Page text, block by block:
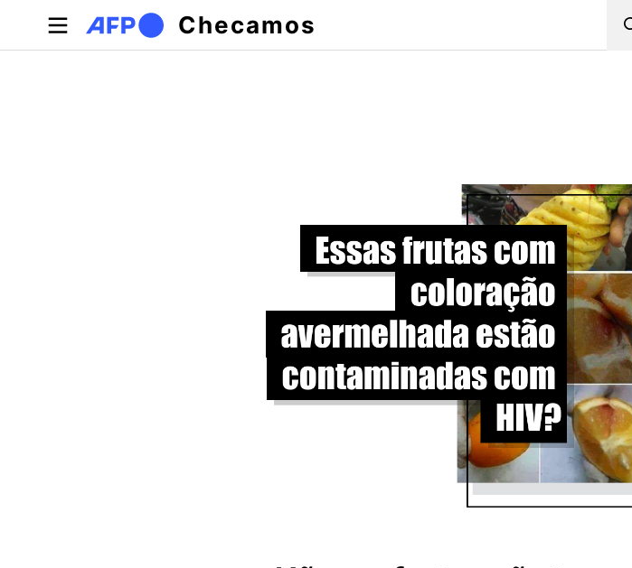
Pular para o conteúdo principal
Checamos
Abas primárias